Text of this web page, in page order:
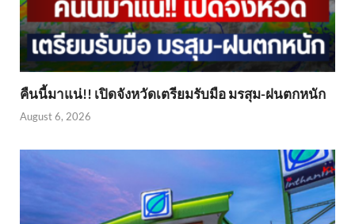
คืนนี้มาแน่!! เปิดจังหวัดเตรียมรับมือ มรสุม-ฝนตกหนัก
August 6, 2026